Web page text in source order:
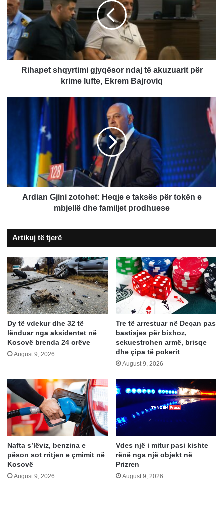
ndaj
të
akuzuarit
për
krime
lufte,
EkremRihapet shqyrtimi gjyqësor ndaj të akuzuarit për
krime lufte, Ekrem Bajroviq
e
mbjellë
prodhuese
Ardian Gjini zotohet: Heqje e taksës për tokën e
mbjellë dhe familjet prodhuese
Artikuj të tjerë
Dy të vdekur dhe 32 të
lënduar nga aksidentet në
Kosovë brenda 24 orëve
August 9, 2026
Tre të arrestuar në Deçan pas
bastisjes për bixhoz,
sekuestrohen armë, brisqe
dhe çipa të pokerit
August 9, 2026
Nafta s’lëviz, benzina e
pëson sot rritjen e çmimit në
Kosovë
August 9, 2026
Vdes një i mitur pasi kishte
rënë nga një objekt në
Prizren
August 9, 2026